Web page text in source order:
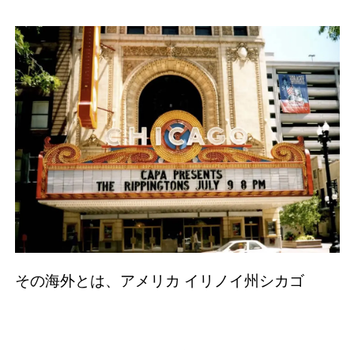
その海外とは、アメリカ イリノイ州シカゴ